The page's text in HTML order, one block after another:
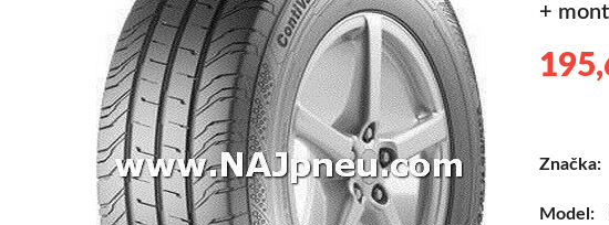
+
Značka:
Model: